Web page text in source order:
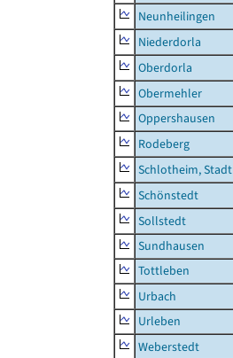
Neunheilingen
Niederdorla
Oberdorla
Obermehler
Oppershausen
Rodeberg
Schlotheim, Stadt
Schönstedt
Sollstedt
Sundhausen
Tottleben
Urbach
Urleben
Weberstedt